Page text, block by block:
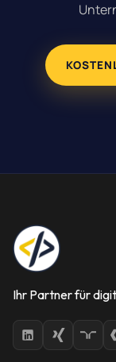
Ihr Partner für